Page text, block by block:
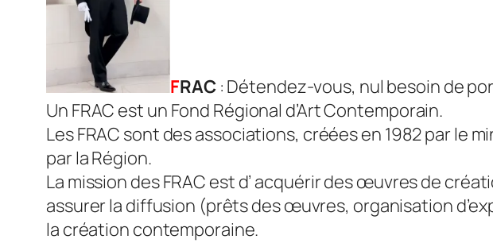
FRAC: Détendez-vous, nul besoin de
Un FRAC est un Fond Régional d’Art Contemporain.
Les FRAC sont des associations, créées en 1982 par le
par la Région.
La mission des FRAC est d’ acquérir des œuvres de
assurer la diffusion (prêts des œuvres, organisation
la création contemporaine.